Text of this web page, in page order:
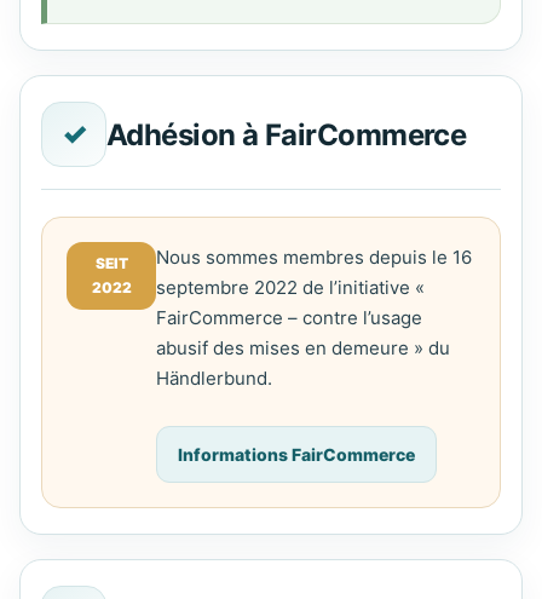
✓ Adhésion à FairCommerce
SEIT
2022
Nous sommes membres depuis le 16
septembre 2022 de l’initiative «
FairCommerce – contre l’usage
abusif des mises en demeure » du
Händlerbund.
Informations FairCommerce